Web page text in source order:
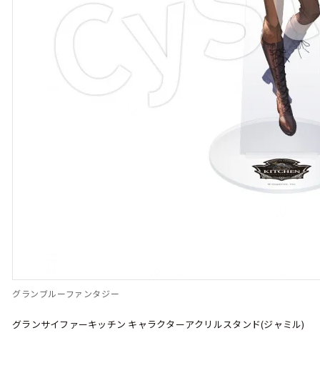
グランブルーファンタジー
グランサイファーキッチン キャラクターアクリルスタンド(ジャミル)